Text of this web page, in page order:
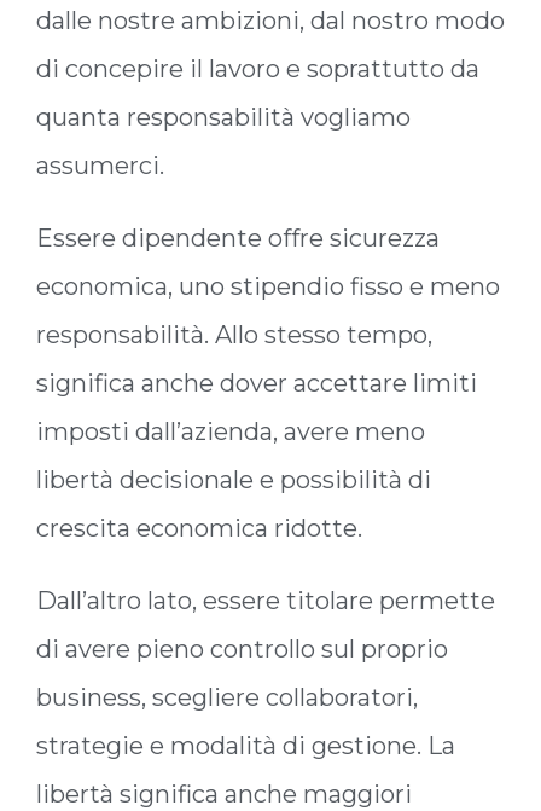
dalle nostre ambizioni, dal nostro modo
di concepire il lavoro e soprattutto da
quanta responsabilità vogliamo
assumerci.
Essere dipendente offre sicurezza
economica, uno stipendio fisso e meno
responsabilità. Allo stesso tempo,
significa anche dover accettare limiti
imposti dall’azienda, avere meno
libertà decisionale e possibilità di
crescita economica ridotte.
Dall’altro lato, essere titolare permette
di avere pieno controllo sul proprio
business, scegliere collaboratori,
strategie e modalità di gestione. La
libertà significa anche maggiori